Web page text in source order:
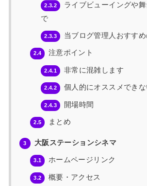
2.3.2
ライブビューイングや
で
2.3.3 当ブログ管理人おすす
2.4 注意ポイント
2.4.1 非常に混雑します
2.4.2 個人的にオススメでき
2.4.3 開場時間
2.5 まとめ
3 大阪ステーションシネマ
3.1 ホームページリンク
3.2 概要・アクセス